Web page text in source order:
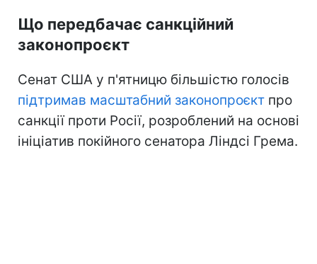
Що передбачає санкційний
законопроєкт
Сенат США у п'ятницю більшістю голосів
підтримав масштабний законопроєкт про
санкції проти Росії, розроблений на основі
ініціатив покійного сенатора Ліндсі Грема.